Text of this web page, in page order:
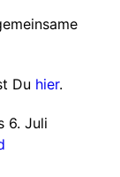
Du hier.
6. Juli